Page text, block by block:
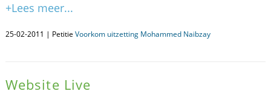
+Lees meer...
25-02-2011 | Petitie Voorkom uitzetting Mohammed Naibzay
Website Live